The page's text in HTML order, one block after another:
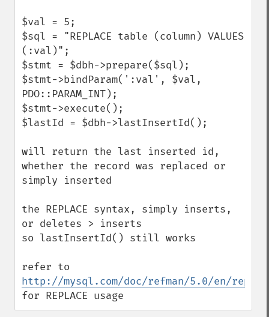
$val = 5;
$sql = "REPLACE table (column) VALUES
(:val)";
$stmt = $dbh->prepare($sql);
$stmt->bindParam(':val', $val,
PDO::PARAM_INT);
$stmt->execute();
$lastId = $dbh->lastInsertId();
will return the last inserted id,
whether the record was replaced or
simply inserted
the REPLACE syntax, simply inserts,
or deletes > inserts
so lastInsertId() still works
http://mysql.com/doc/refman/5.0/en/
for REPLACE usage